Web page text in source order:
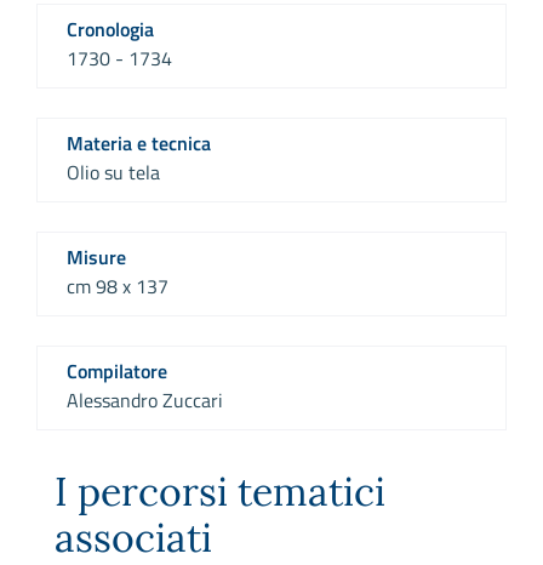
Cronologia
1730 - 1734
Materia e tecnica
Olio su tela
Misure
cm 98 x 137
Compilatore
Alessandro Zuccari
I percorsi tematici
associati